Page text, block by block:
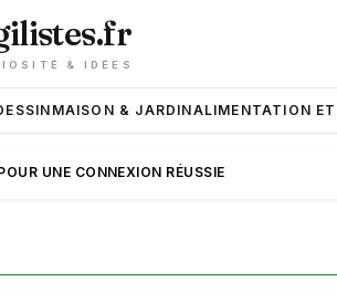
& IDÉES
MAISON & JARDINALIMENTATION
UNE CONNEXION RÉUSSIE